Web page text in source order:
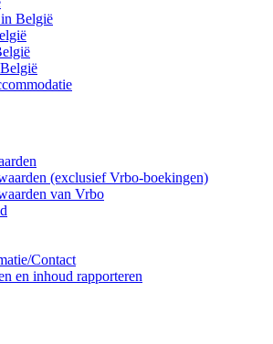
België
(exclusief Vrbo-boekingen)
van Vrbo
Contact
en inhoud rapporteren